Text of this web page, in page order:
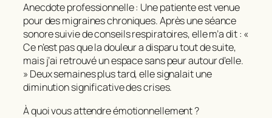
Anecdote professionnelle : Une patiente est venue
pour des migraines chroniques. Après une séance
sonore suivie de conseils respiratoires, elle m’a dit : «
Ce n’est pas que la douleur a disparu tout de suite,
mais j’ai retrouvé un espace sans peur autour d’elle.
» Deux semaines plus tard, elle signalait une
diminution significative des crises.
À quoi vous attendre émotionnellement ?